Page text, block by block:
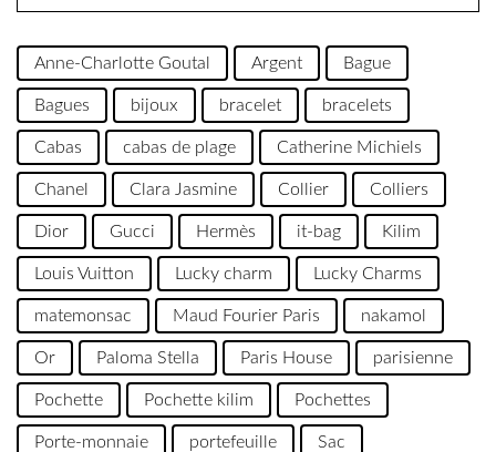
Anne-Charlotte Goutal Argent Bague
Bagues bijoux bracelet bracelets
Cabas cabas de plage Catherine Michiels
Chanel Clara Jasmine Collier Colliers
Dior Gucci Hermès it-bag Kilim
Louis Vuitton Lucky charm Lucky Charms
matemonsac Maud Fourier Paris nakamol
Or Paloma Stella Paris House parisienne
Pochette Pochette kilim Pochettes
Porte-monnaie portefeuille Sac